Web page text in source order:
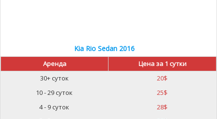
Kia Rio Sedan 2016
Аренда
Цена за 1 сутки
30+ суток
20$
10 - 29 суток
25$
4 - 9 суток
28$